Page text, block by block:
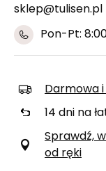
sklep@tulisen.pl
Pon-Pt:
Darmowa
14 dni na
Sprawdź,
od ręki